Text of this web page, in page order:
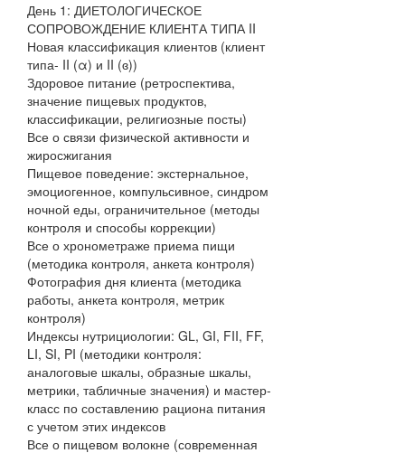
День 1: ДИЕТОЛОГИЧЕСКОЕ
СОПРОВОЖДЕНИЕ КЛИЕНТА ТИПА II
Новая классификация клиентов (клиент
типа- II (α) и II (ɞ))
Здоровое питание (ретроспектива,
значение пищевых продуктов,
классификации, религиозные посты)
Все о связи физической активности и
жиросжигания
Пищевое поведение: экстернальное,
эмоциогенное, компульсивное, синдром
ночной еды, ограничительное (методы
контроля и способы коррекции)
Все о хронометраже приема пищи
(методика контроля, анкета контроля)
Фотография дня клиента (методика
работы, анкета контроля, метрик
контроля)
Индексы нутрициологии: GL, GI, FII, FF,
LI, SI, PI (методики контроля:
аналоговые шкалы, образные шкалы,
метрики, табличные значения) и мастер-
класс по составлению рациона питания
с учетом этих индексов
Все о пищевом волокне (современная